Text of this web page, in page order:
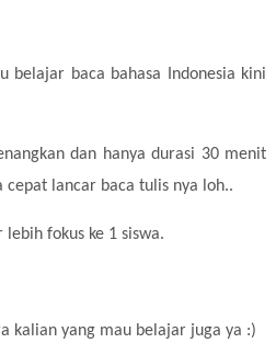
belajar baca bahasa Indonesia kini
dan hanya durasi 30 menit
lancar baca tulis nya loh..
fokus ke 1 siswa.
kalian yang mau belajar juga ya :)